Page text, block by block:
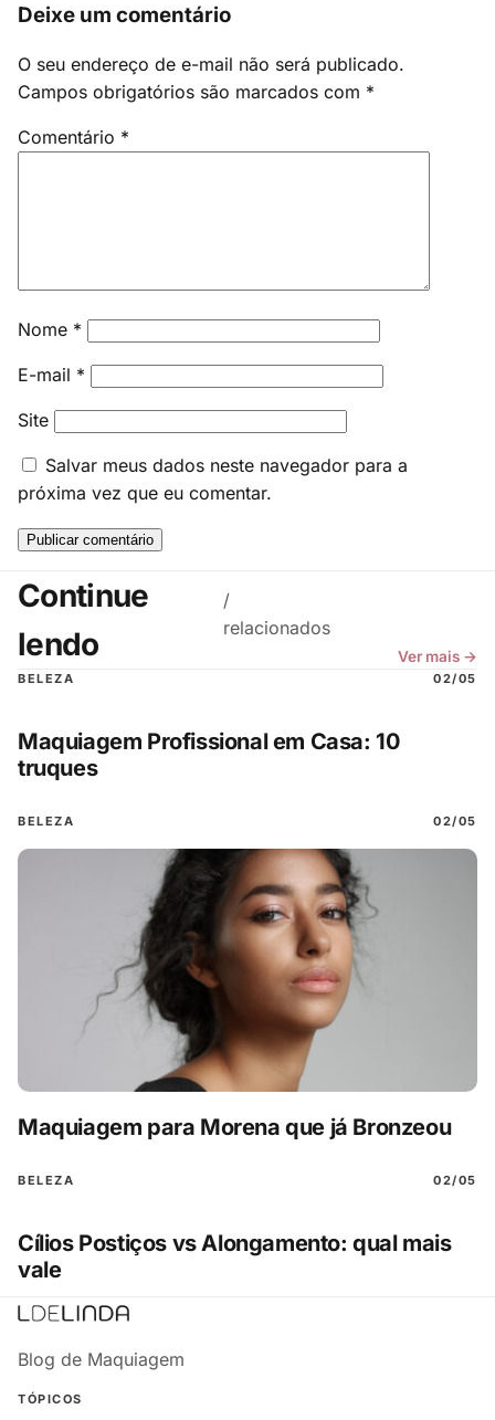
Deixe um comentário
O seu endereço de e-mail não será publicado.
Campos obrigatórios são marcados com *
Comentário *
Nome *
E-mail *
Site
Salvar meus dados neste navegador para a
próxima vez que eu comentar.
Continue
lendo
/
relacionados
Ver mais →
BELEZA 02/05
Maquiagem Profissional em Casa: 10
truques
BELEZA 02/05
Maquiagem para Morena que já Bronzeou
BELEZA 02/05
Cílios Postiços vs Alongamento: qual mais
vale
Blog de Maquiagem
TÓPICOS